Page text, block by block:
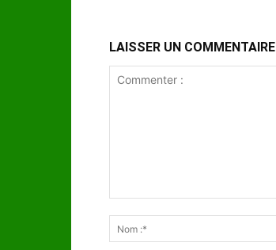
LAISSER UN COMMENTAIRE